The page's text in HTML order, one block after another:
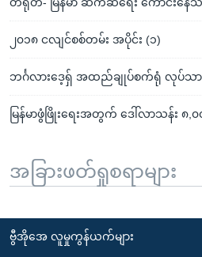
၂၀၁၈ ငလျင်စစ်တမ်း အပိုင်း (၁)
ဘင်္ဂလားဒေ့ရှ် အထည်ချုပ်စက်ရုံ လုပ်သာ
မြန်မာဖွံဖြိုးရေးအတွက် ဒေါ်လာသန်း ၈,
အခြားဖတ်ရှုစရာများ
ဗွီအိုအေ လူမှုကွန်ယက်များ